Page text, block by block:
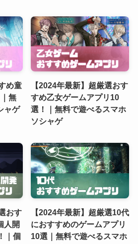
め童
無
ャゲ
【2024年最新】超厳選おす
すめ乙女ゲームアプリ10
選！｜無料で遊べるスマホ
ソシャゲ
おす
人開
｜個
【2024年最新】超厳選10代
におすすめのゲームアプリ
10選｜無料で遊べるスマホ